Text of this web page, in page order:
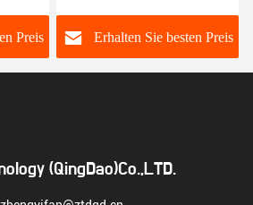
Preis
20KW
Erhalten Sie besten Preis
(QingDao)Co.,LTD.